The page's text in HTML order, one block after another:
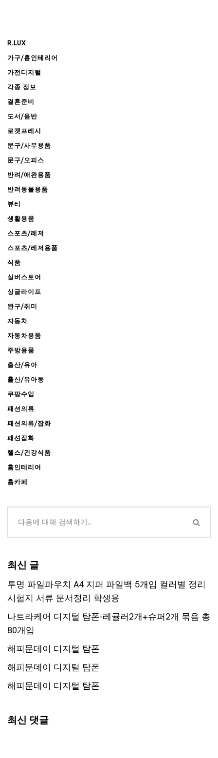
R.LUX
가구/홈인테리어
가전디지털
각종 정보
결혼준비
도서/음반
로켓프레시
문구/사무용품
문구/오피스
반려/애완용품
반려동물용품
뷰티
생활용품
스포츠/레저
스포츠/레저용품
식품
실버스토어
싱글라이프
완구/취미
자동차
자동차용품
주방용품
출산/유아
출산/유아동
쿠팡수입
패션의류
패션의류/잡화
패션잡화
헬스/건강식품
홈인테리어
홈카페
최신 글
투명 파일파우치 A4 지퍼 파일백 5개입 컬러별 정리
시험지 서류 문서정리 학생용
나트라케어 디지털 탐폰-레귤러2개+슈퍼2개 묶음 총
80개입
해피문데이 디지털 탐폰
해피문데이 디지털 탐폰
해피문데이 디지털 탐폰
최신 댓글